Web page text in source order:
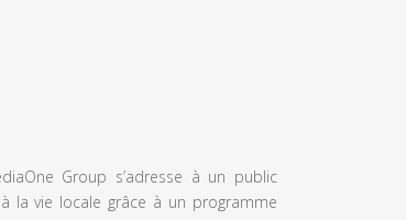
Group s’adresse à un public
la vie locale grâce à un programme